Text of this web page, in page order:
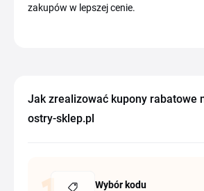
zakupów w lepszej cenie.
Jak zrealizować kupony rabatowe
ostry-sklep.pl
Wybór kodu